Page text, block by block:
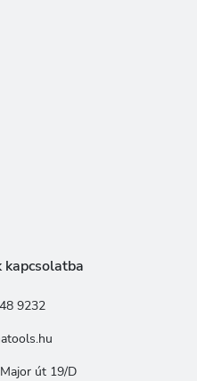
kapcsolatba
9232
út 19/D